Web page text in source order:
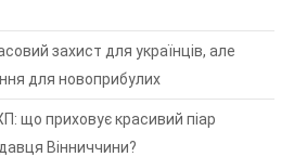
захист для українців, але
для новоприбулих
що приховує красивий піар
Вінниччини?